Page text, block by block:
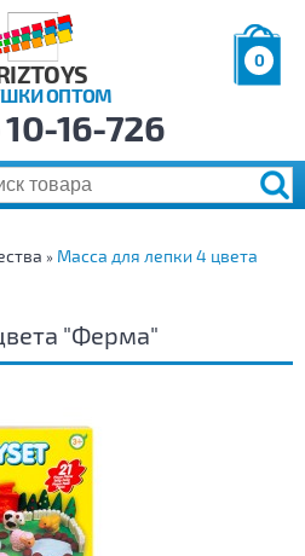
ОПТОМ
0
р.
10-16-726
» Масса для лепки 4 цвета
"Ферма"